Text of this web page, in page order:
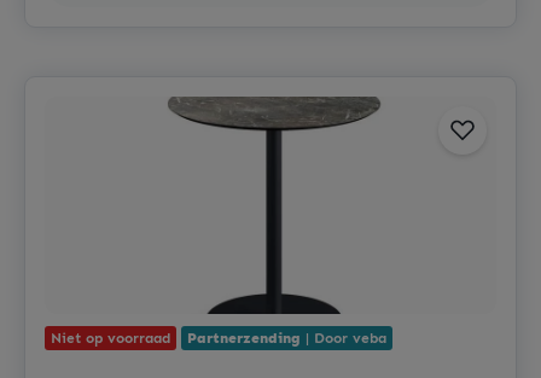
Niet op voorraad Partnerzending | Door veba